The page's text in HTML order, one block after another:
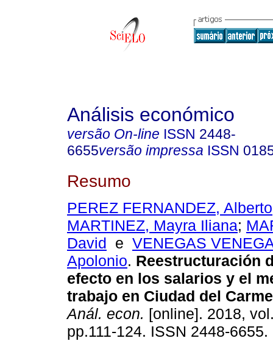
Análisis económico
versão On-line ISSN 2448-
6655versão impressa ISSN
Resumo
PEREZ FERNANDEZ, Alberto
MARTINEZ, Mayra Iliana;
David e VENEGAS
Apolonio. Reestructuración
efecto en los salarios y el
trabajo en Ciudad del
Anál. econ. [online]. 2018,
pp.111-124. ISSN 2448-6655.